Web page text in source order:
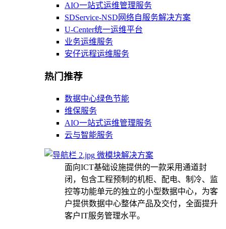
AIO一站式运维管理服务
SDService-NSD网络自服务解决方案
U-Center统一运维平台
业务运维服务
安仔远程运维服务
热门推荐
数据中心绿色节能
维保服务
AIO一站式运维管理服务
云与智能服务
微模块解决方案
面向ICT基础设施提供的一款采用通道封
闭，包含工程预制的机柜、配电、制冷、监
控等功能单元的独立的小型数据中心，为客
户提供数据中心整体产品及交付，全面提升
客户IT服务管理水平。